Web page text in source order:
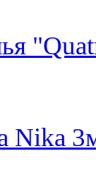
Nika